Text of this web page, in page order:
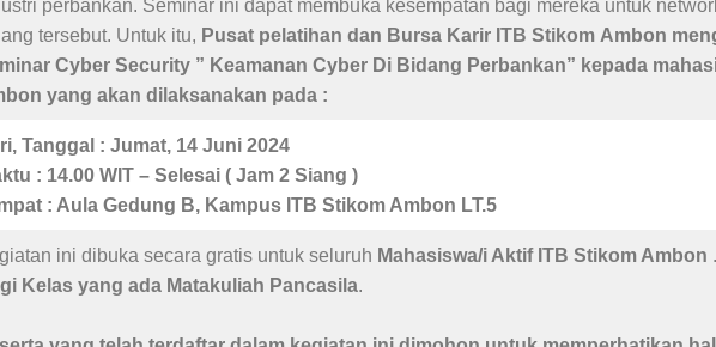
perbankan. Seminar ini dapat membuka kesempatan bagi mereka untuk
tersebut. Untuk itu, Pusat pelatihan dan Bursa Karir ITB Stikom Ambon
Cyber Security ” Keamanan Cyber Di Bidang Perbankan” kepada
yang akan dilaksanakan pada :
Tanggal : Jumat, 14 Juni 2024
: 14.00 WIT – Selesai ( Jam 2 Siang )
: Aula Gedung B, Kampus ITB Stikom Ambon LT.5
ini dibuka secara gratis untuk seluruh Mahasiswa/i Aktif ITB Stikom Ambon .
Kelas yang ada Matakuliah Pancasila.